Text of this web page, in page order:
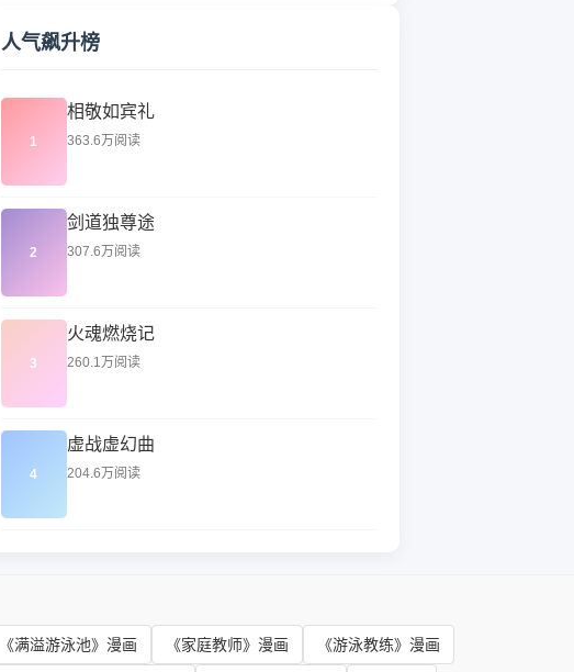
人气飙升榜
1
相敬如宾礼
363.6万阅读
2
剑道独尊途
307.6万阅读
3
火魂燃烧记
260.1万阅读
4
虚战虚幻曲
204.6万阅读
《满溢游泳池》漫画 《家庭教师》漫画 《游泳教练》漫画